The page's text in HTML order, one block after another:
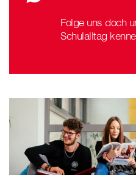
Folge uns doch
Schulalltag